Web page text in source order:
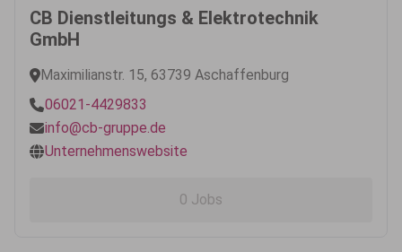
CB Dienstleitungs & Elektrotechnik
GmbH
Maximilianstr. 15, 63739 Aschaffenburg
06021-4429833
info@cb-gruppe.de
Unternehmenswebsite
0 Jobs